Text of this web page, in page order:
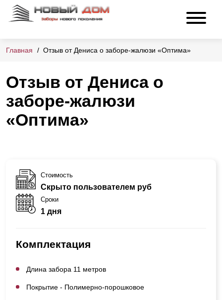
Главная Отзыв от Дениса о заборе-жалюзи «Оптима»
Отзыв от Дениса о
заборе-жалюзи
«Оптима»
Стоимость
Скрыто пользователем руб
Сроки
1 дня
Комплектация
Длина забора 11 метров
Покрытие - Полимерно-порошковое